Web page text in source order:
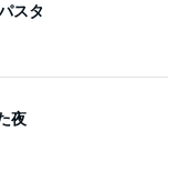
スタ
夜